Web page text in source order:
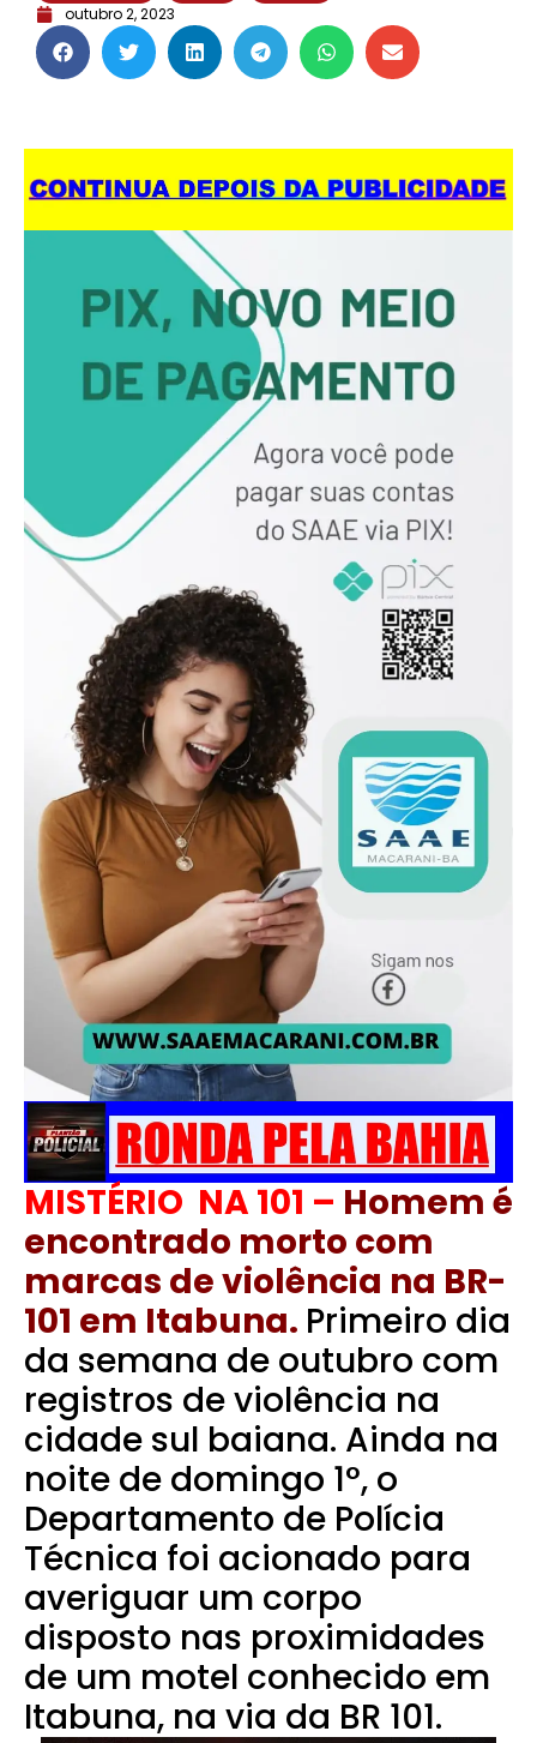
outubro 2, 2023
MISTÉRIO NA 101 – Homem é
encontrado morto com
marcas de violência na BR-
101 em Itabuna. Primeiro dia
da semana de outubro com
registros de violência na
cidade sul baiana. Ainda na
noite de domingo 1°, o
Departamento de Polícia
Técnica foi acionado para
averiguar um corpo
disposto nas proximidades
de um motel conhecido em
Itabuna, na via da BR 101.